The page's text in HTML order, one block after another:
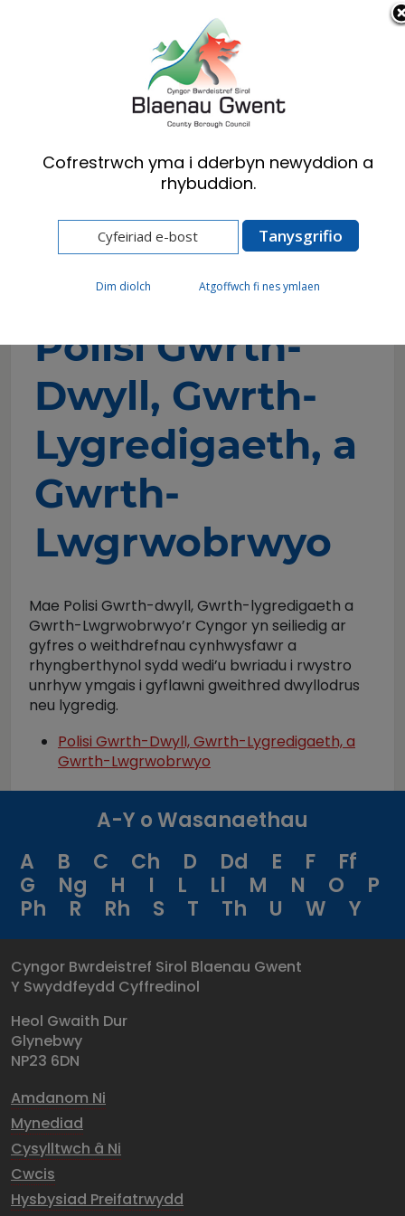
Cymraeg English
Cyngor
Polisi Gwrth-Dwyll, Gwrth-Lygredigaeth, a
Gwrth-Lwgrwobrwyo
Polisi Gwrth-
Dwyll, Gwrth-
Lygredigaeth, a
Gwrth-
Lwgrwobrwyo
Mae Polisi Gwrth-dwyll, Gwrth-lygredigaeth a
Gwrth-Lwgrwobrwyo’r Cyngor yn seiliedig ar
gyfres o weithdrefnau cynhwysfawr a
rhyngberthynol sydd wedi’u bwriadu i rwystro
unrhyw ymgais i gyflawni gweithred dwyllodrus
neu lygredig.
Polisi Gwrth-Dwyll, Gwrth-Lygredigaeth, a
Gwrth-Lwgrwobrwyo
A-Y o Wasanaethau
A
B C Ch D Dd E F
Ff
G
Ng H I L Ll M N O
P
Ph
R Rh S T Th U W Y
Cyngor Bwrdeistref Sirol Blaenau Gwent
Y Swyddfeydd Cyffredinol
Heol Gwaith Dur
Glynebwy
NP23 6DN
Amdanom Ni
Mynediad
Cysylltwch â Ni
Cwcis
Hysbysiad Preifatrwydd
Cofrestrwch yma i dderbyn newyddion a
rhybuddion.
Dim diolch Atgoffwch fi nes ymlaen